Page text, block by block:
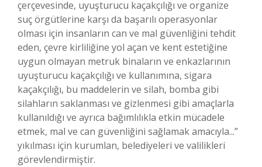
çerçevesinde, uyuşturucu kaçakçılığı ve organize
suç örgütlerine karşı da başarılı operasyonlar
olması için insanların can ve mal güvenliğini tehdit
eden, çevre kirliliğine yol açan ve kent estetiğine
uygun olmayan metruk binaların ve enkazlarının
uyuşturucu kaçakçılığı ve kullanımına, sigara
kaçakçılığı, bu maddelerin ve silah, bomba gibi
silahların saklanması ve gizlenmesi gibi amaçlarla
kullanıldığı ve ayrıca bağımlılıkla etkin mücadele
etmek, mal ve can güvenliğini sağlamak amacıyla...”
yıkılması için kurumlan, belediyeleri ve valilikleri
görevlendirmiştir.